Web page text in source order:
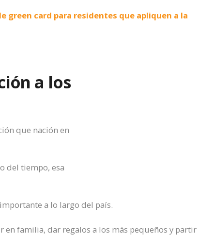
green card para residentes que apliquen a la
a los
que nación en
del tiempo, esa
a lo largo del país.
en familia, dar regalos a los más pequeños y partir